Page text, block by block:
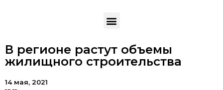
В регионе растут объемы
жилищного строительства
14 мая, 2021